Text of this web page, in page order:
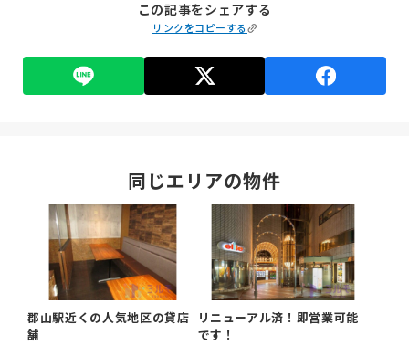
この記事をシェアする
リンクをコピーする
同じエリアの物件
郡山駅近くの人気地区の貸店
舗
リニューアル済！即営業可能
です！